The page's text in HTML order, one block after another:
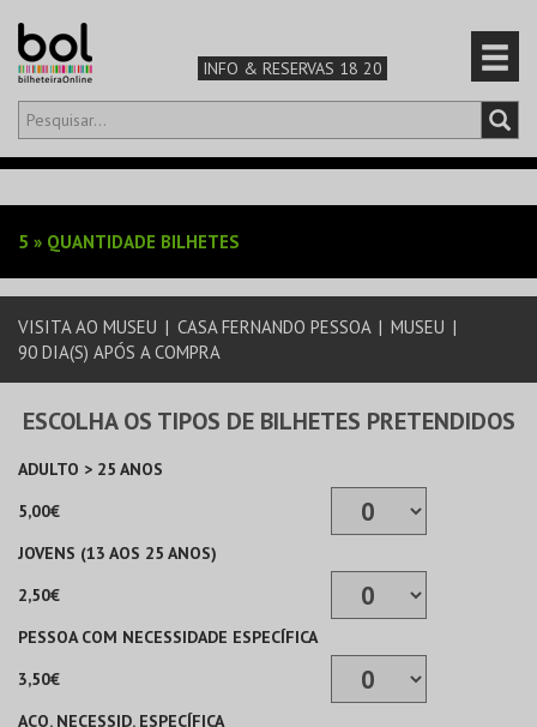
INFO & RESERVAS 18 20
Olá,iniciar sessão
TEATRO & ARTE
MÚSICA & FESTIVAIS
DESPORTO & AVENTURA
5 » QUANTIDADE BILHETES
VISITA AO MUSEU | CASA FERNANDO PESSOA | MUSEU |
90 DIA(S) APÓS A COMPRA
ESCOLHA OS TIPOS DE BILHETES PRETENDIDOS
ADULTO > 25 ANOS
5,00€
JOVENS (13 AOS 25 ANOS)
2,50€
PESSOA COM NECESSIDADE ESPECÍFICA
3,50€
ACO. NECESSID. ESPECÍFICA